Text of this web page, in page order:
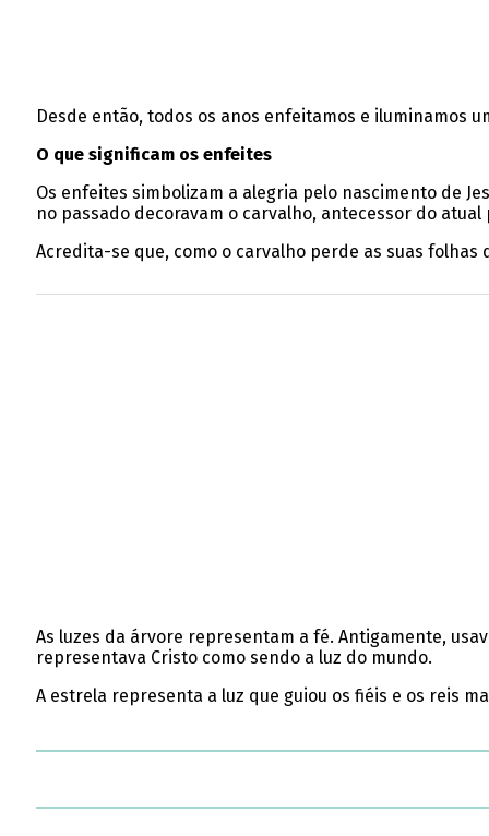
Desde então, todos os anos enfeitamos e iluminamos
O que significam os enfeites
Os enfeites simbolizam a alegria pelo nascimento de
no passado decoravam o carvalho, antecessor do
Acredita-se que, como o carvalho perde as suas
As luzes da árvore representam a fé. Antigamente,
representava Cristo como sendo a luz do mundo.
A estrela representa a luz que guiou os fiéis e os reis